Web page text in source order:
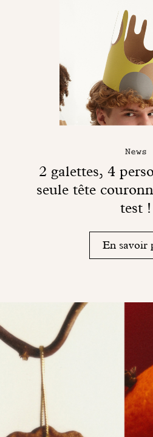
News
2 galettes, 4
seule tête
test !
En savoir